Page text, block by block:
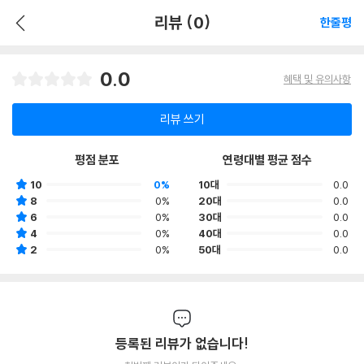
리뷰 (0) 한줄평
0.0 혜택 및 유의사항
리뷰 쓰기
평점 분포
10
0%
8
0%
6
0%
4
0%
2
0%
연령대별 평균 점수
10대
0.0
20대
0.0
30대
0.0
40대
0.0
50대
0.0
등록된 리뷰가 없습니다!